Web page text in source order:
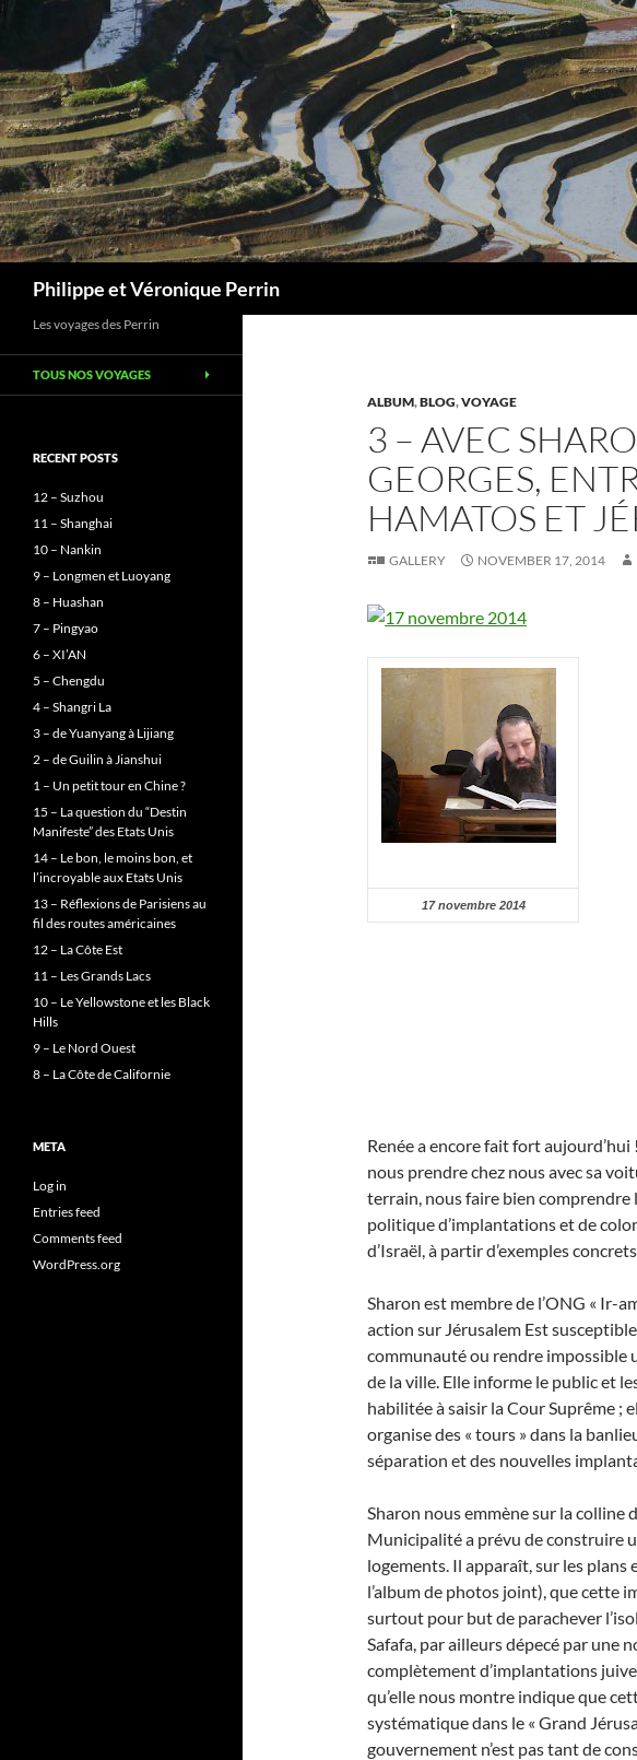
Skip
content
Philippe et Véronique Perrin
ALBUM,BLOG,VOYAGE
3 – AVEC
GEORGES,
HAMATOS ET
GALLERY NOVEMBER 17, 2014
17 novembre 2014
Renée a encore fait fort aujourd’hui
nous prendre chez nous avec sa
terrain, nous faire bien comprendre
politique d’implantations et de
d’Israël, à partir d’exemples
Sharon est membre de l’ONG « Ir-
action sur Jérusalem Est
communauté ou rendre
de la ville. Elle informe le public et
habilitée à saisir la Cour Suprême ;
organise des « tours » dans la
séparation et des nouvelles
Sharon nous emmène sur la colline
Municipalité a prévu de construire
logements. Il apparaît, sur les plans
l’album de photos joint), que cette
surtout pour but de parachever
Safafa, par ailleurs dépecé par une
complètement d’implantations
qu’elle nous montre indique que
systématique dans le « Grand
gouvernement n’est pas tant de
Les voyages des Perrin
TOUS NOS VOYAGES
RECENT POSTS
12 – Suzhou
11 – Shanghai
10 – Nankin
9 – Longmen et Luoyang
8 – Huashan
7 – Pingyao
6 – XI’AN
5 – Chengdu
4 – Shangri La
3 – de Yuanyang à Lijiang
2 – de Guilin à Jianshui
1 – Un petit tour en Chine ?
15 – La question du “Destin
Manifeste” des Etats Unis
14 – Le bon, le moins bon, et
l’incroyable aux Etats Unis
13 – Réflexions de Parisiens au
fil des routes américaines
12 – La Côte Est
11 – Les Grands Lacs
10 – Le Yellowstone et les Black
Hills
9 – Le Nord Ouest
8 – La Côte de Californie
META
Log in
Entries feed
Comments feed
WordPress.org